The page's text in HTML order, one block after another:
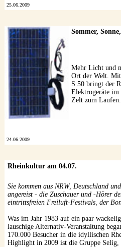
25.06.2009
Sommer,
Mehr Licht und
Ort der Welt.
S 50 bringt der
Elektrogeräte im
Zelt zum Laufen.
24.06.2009
Rheinkultur am 04.07.
Sie kommen aus NRW, Deutschland
angereist - die Zuschauer und -Hörer
eintrittsfreien Freiluft-Festivals, der
Was im Jahr 1983 auf ein paar
lauschige Alternativ-Veranstaltung
170.000 Besucher in die idyllischen
Highlight in 2009 ist die Gruppe Selig,